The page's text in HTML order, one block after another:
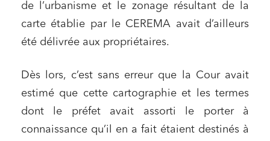
de l’urbanisme et le zonage résultant de la
carte établie par le CEREMA avait d’ailleurs
été délivrée aux propriétaires.
Dès lors, c’est sans erreur que la Cour avait
estimé que cette cartographie et les termes
dont le préfet avait assorti le porter à
connaissance qu’il en a fait étaient destinés à